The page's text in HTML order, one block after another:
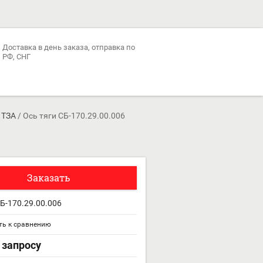
Доставка в день заказа, отправка по
РФ, СНГ
ТЗА / Ось тяги СБ-170.29.00.006
Заказать
170.29.00.006
к сравнению